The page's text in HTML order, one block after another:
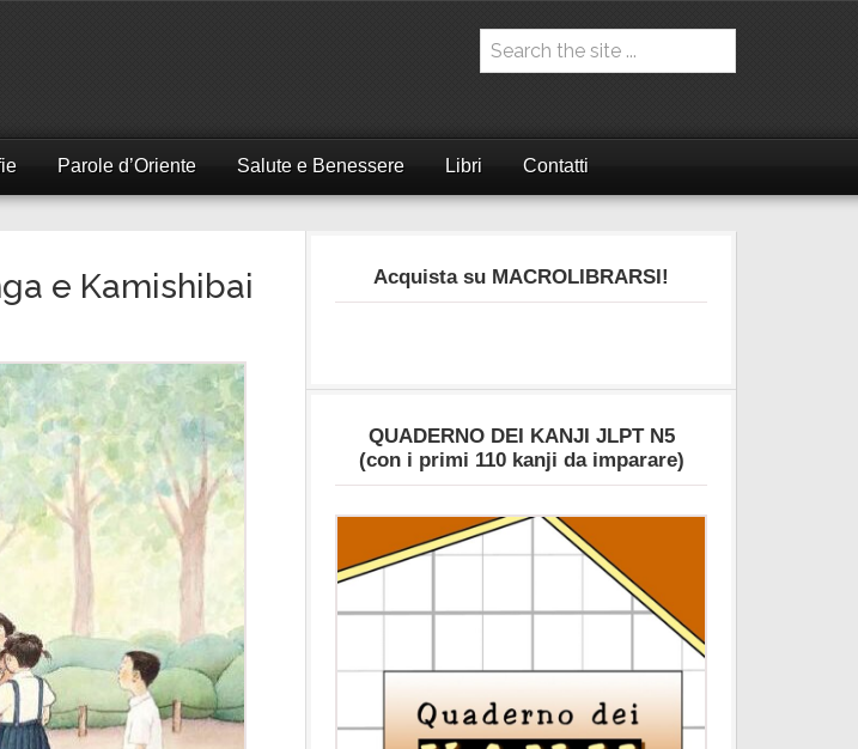
Parole d’Oriente Salute e Benessere Libri Contatti
e Kamishibai Acquista su MACROLIBRARSI!
QUADERNO DEI KANJI JLPT N5
(con i primi 110 kanji da imparare)